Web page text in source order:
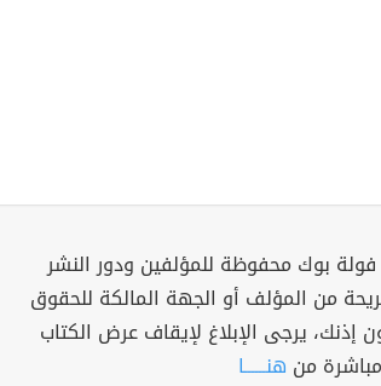
بوك محفوظة للمؤلفين ودور النشر
من المؤلف أو الجهة المالكة للحقوق
يرجى الإبلاغ لإيقاف عرض الكتاب
مباشرة من هنــــــا